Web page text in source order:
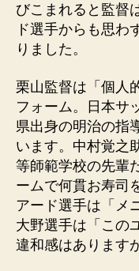
びこまれると監督
ド選手からも思わ
りました。
栗山監督は「個人
フォーム。日本サ
県出身の明治の指
います。中村覚之
等師範学校の先輩
ームで何貫お寿司
アード選手は「メ
大野選手は「この
違和感はあります